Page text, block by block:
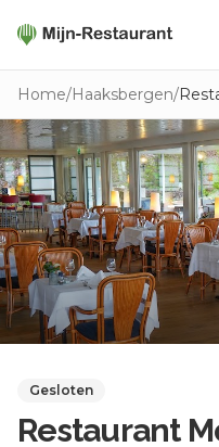
Zoeken
In de buurt
Ontdek
Keukens
Foodwall
Reviews
Home/Haaksbergen/
Gesloten
Restaurant